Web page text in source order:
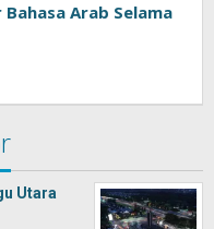
Arab Selama
Utara